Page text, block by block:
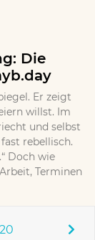
Die
Er zeigt
willst. Im
und selbst
rebellisch.
Doch wie
Terminen